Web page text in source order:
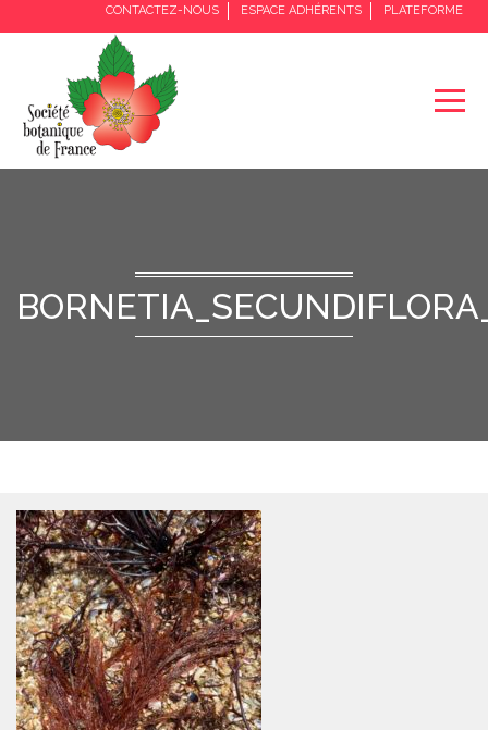
CONTACTEZ-NOUS ESPACE ADHÉRENTS PLATEFORME